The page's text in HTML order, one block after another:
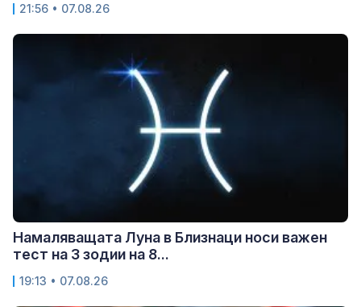
21:56 • 07.08.26
Намаляващата Луна в Близнаци носи важен
тест на 3 зодии на 8...
19:13 • 07.08.26